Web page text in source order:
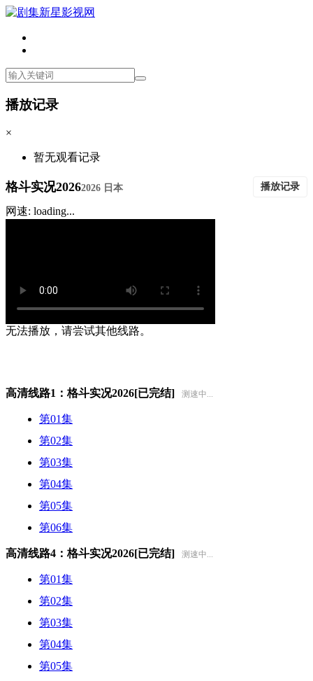
播放记录
×
暂无观看记录
格斗实况20262026 日本 播放记录
网速: loading...
无法播放，请尝试其他线路。
高清线路1：格斗实况2026[已完结] 测速中...
第01集
第02集
第03集
第04集
第05集
第06集
高清线路4：格斗实况2026[已完结] 测速中...
第01集
第02集
第03集
第04集
第05集